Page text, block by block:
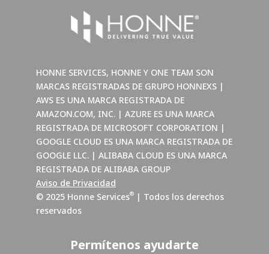
HONNE SERVICES, HONNE Y ONE TEAM SON
MARCAS REGISTRADAS DE GRUPO HONNEXS |
AWS ES UNA MARCA REGISTRADA DE
AMAZON.COM, INC. | AZURE ES UNA MARCA
REGISTRADA DE MICROSOFT CORPORATION |
GOOGLE CLOUD ES UNA MARCA REGISTRADA DE
GOOGLE LLC. | ALIBABA CLOUD ES UNA MARCA
REGISTRADA DE ALIBABA GROUP
Aviso de Privacidad
© 2025 Honne Services® | Todos los derechos
reservados
Permítenos ayudarte